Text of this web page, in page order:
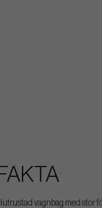
vagnbag med